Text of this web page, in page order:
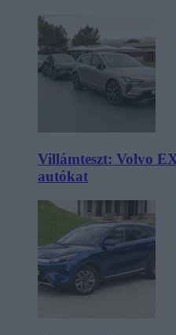
Villámteszt: Volvo
autókat